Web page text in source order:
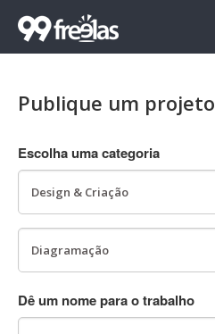
Publique um projeto
Escolha uma categoria
Dê um nome para o trabalho